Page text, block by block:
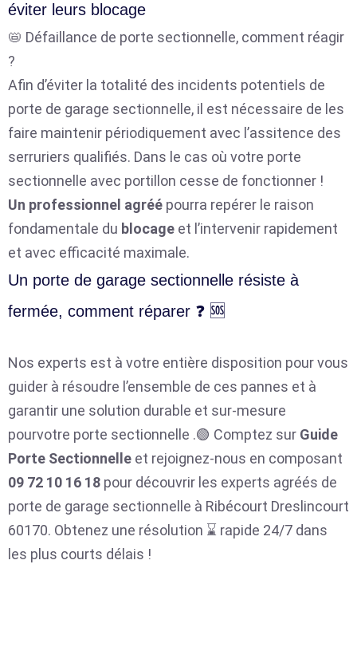
éviter leurs blocage
📛 Défaillance de porte sectionnelle, comment réagir
?
Afin d’éviter la totalité des incidents potentiels de
porte de garage sectionnelle, il est nécessaire de les
faire maintenir périodiquement avec l’assitence des
serruriers qualifiés. Dans le cas où votre porte
sectionnelle avec portillon cesse de fonctionner !
Un professionnel agréé pourra repérer le raison
fondamentale du blocage et l’intervenir rapidement
et avec efficacité maximale.
Un porte de garage sectionnelle résiste à
fermée, comment réparer ❓ 🆘
Nos experts est à votre entière disposition pour vous
guider à résoudre l’ensemble de ces pannes et à
garantir une solution durable et sur-mesure
pourvotre porte sectionnelle .🟢 Comptez sur Guide
Porte Sectionnelle et rejoignez-nous en composant
09 72 10 16 18 pour découvrir les experts agréés de
porte de garage sectionnelle à Ribécourt Dreslincourt
60170. Obtenez une résolution ⌛ rapide 24/7 dans
les plus courts délais !